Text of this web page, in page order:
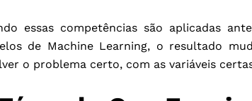
essas competências são aplicadas
de Machine Learning, o resultado
o problema certo, com as variáveis